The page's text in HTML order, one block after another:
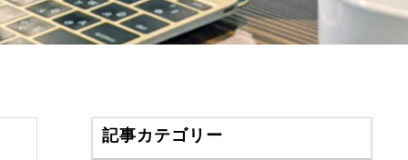
記事カテゴリー